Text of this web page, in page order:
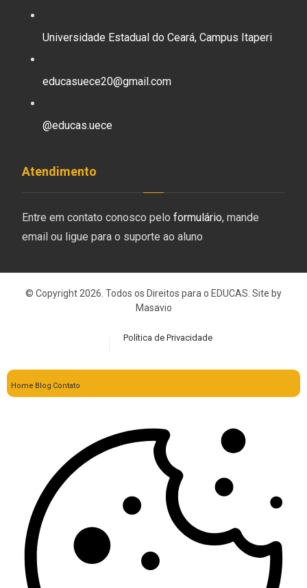
Universidade Estadual do Ceará, Campus Itaperi
educasuece20@gmail.com
@educas.uece
Atendimento
Entre em contato conosco peloformulário, mande
email ou ligue para o suporte ao aluno
© Copyright 2026. Todos os Direitos para o EDUCAS. Site by
Masavio
Política de Privacidade
Home Blog Contato